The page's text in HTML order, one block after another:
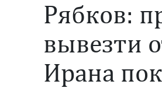
Рябков:
вывезти
Ирана